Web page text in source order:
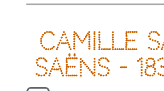
Camille
Saëns -